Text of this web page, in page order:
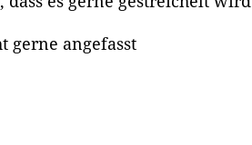
gerne angefasst